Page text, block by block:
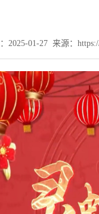
2025-01-27 来源：